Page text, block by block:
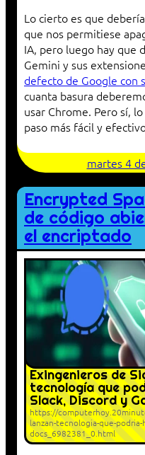
Lo cierto es que
que nos permitiese
IA, pero luego hay que
Gemini y sus
defecto de Google con
cuanta basura
usar Chrome. Pero sí,
paso más fácil y
martes 4
Encrypted
de código
el encriptado
Exingenieros de
tecnología que
Slack, Discord y
https://
lanzan-tecnologia-que-
docs_6982381_0.html